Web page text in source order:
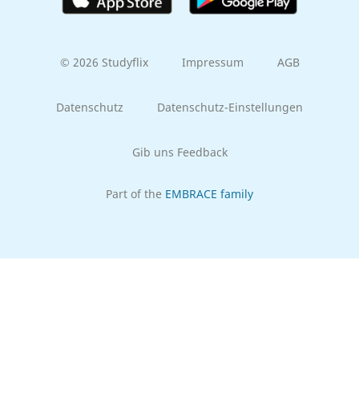
© 2026 Studyflix Impressum AGB
Datenschutz Datenschutz-Einstellungen
Gib uns Feedback
Part of the EMBRACE family